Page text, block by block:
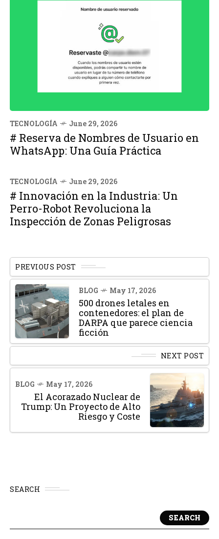
TECNOLOGÍA June 29, 2026
# Reserva de Nombres de Usuario en
WhatsApp: Una Guía Práctica
TECNOLOGÍA June 29, 2026
# Innovación en la Industria: Un
Perro-Robot Revoluciona la
Inspección de Zonas Peligrosas
PREVIOUS POST
BLOG May 17, 2026
500 drones letales en
contenedores: el plan de
DARPA que parece ciencia
ficción
NEXT POST
BLOG May 17, 2026
El Acorazado Nuclear de
Trump: Un Proyecto de Alto
Riesgo y Coste
SEARCH
SEARCH